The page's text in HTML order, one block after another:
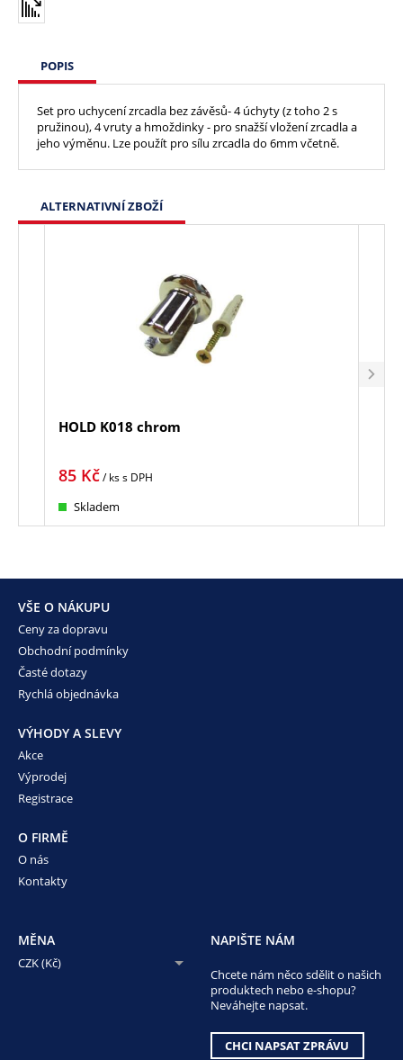
POPIS
Set pro uchycení zrcadla bez závěsů- 4 úchyty (z toho 2 s
pružinou), 4 vruty a hmoždinky - pro snažší vložení zrcadla a
jeho výměnu. Lze použít pro sílu zrcadla do 6mm včetně.
ALTERNATIVNÍ ZBOŽÍ
HOLD K018 chrom
85 Kč/ kss DPH
Skladem
VŠE O NÁKUPU
Ceny za dopravu
Obchodní podmínky
Časté dotazy
Rychlá objednávka
VÝHODY A SLEVY
Akce
Výprodej
Registrace
O FIRMĚ
O nás
Kontakty
MĚNA
CZK (Kč)
NAPIŠTE NÁM
Chcete nám něco sdělit o našich
produktech nebo e-shopu?
Neváhejte napsat.
CHCI NAPSAT ZPRÁVU